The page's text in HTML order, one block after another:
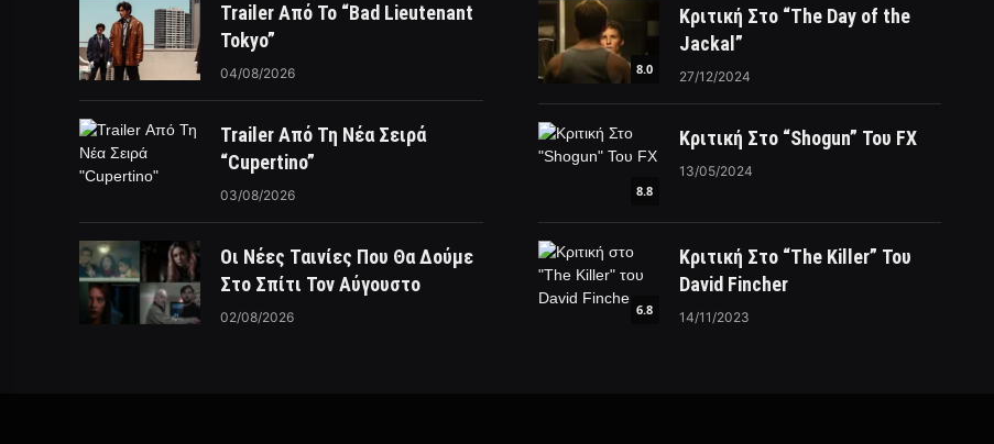
Trailer Από Το “Bad Lieutenant
Tokyo”
04/08/2026
Trailer Από Τη Νέα Σειρά
“Cupertino”
03/08/2026
Οι Νέες Ταινίες Που Θα Δούμε
Στο Σπίτι Τον Αύγουστο
02/08/2026
8.0
Κριτική Στο “The Day of the
Jackal”
27/12/2024
8.8
Κριτική Στο “Shogun” Του FX
13/05/2024
6.8
Κριτική Στο “The Killer” Του
David Fincher
14/11/2023